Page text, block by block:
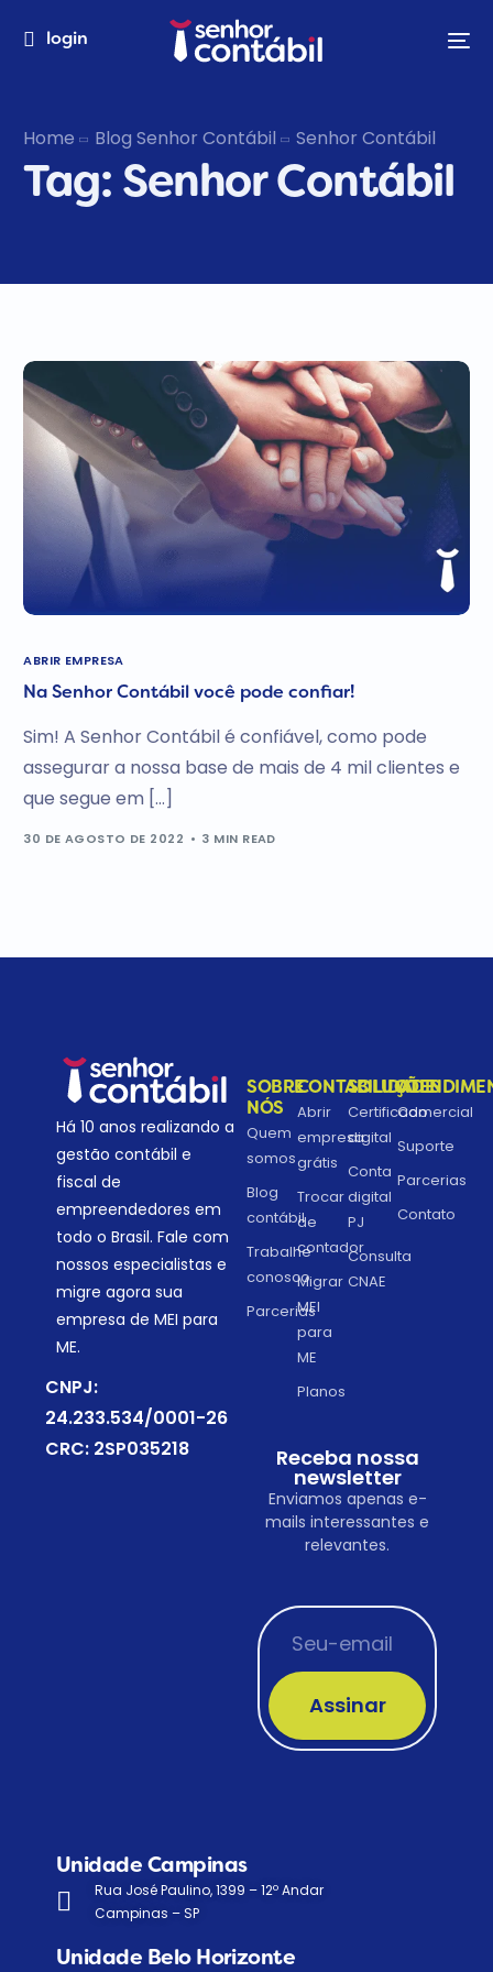
login
Home Blog Senhor Contábil Senhor Contábil
Tag: Senhor Contábil
ABRIR EMPRESA
Na Senhor Contábil você pode confiar!
Sim! A Senhor Contábil é confiável, como pode
assegurar a nossa base de mais de 4 mil clientes e
que segue em […]
30 DE AGOSTO DE 2022 3 MIN READ
Há 10 anos realizando a
gestão contábil e
fiscal de
empreendedores em
todo o Brasil. Fale com
nossos especialistas e
migre agora sua
empresa de MEI para
ME.
CNPJ:
24.233.534/0001-26
CRC: 2SP035218
SOBRE
NÓS
Quem
somos
Blog
contábil
Trabalhe
conosco
Parcerias
CONTABILIDADE
Abrir
empresa
grátis
Trocar
de
contador
Migrar
MEI
para
ME
Planos
SOLUÇÕES
Certificado
digital
Conta
digital
PJ
Consulta
CNAE
Comercial
Suporte
Parcerias
Contato
Receba nossa
newsletter
Enviamos apenas e-
mails interessantes e
relevantes.
Assinar
Unidade Campinas
Rua José Paulino, 1399 – 12º Andar
Campinas – SP
Unidade Belo Horizonte